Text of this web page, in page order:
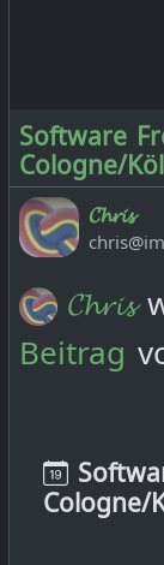
Software
Cologne/
𝓒𝓱𝓻𝓲𝓼
𝓒𝓱𝓻𝓲𝓼
Beitrag
Cologne/